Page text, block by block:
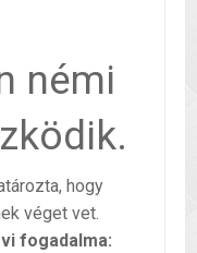
némi
hogy
véget vet.
fogadalma: